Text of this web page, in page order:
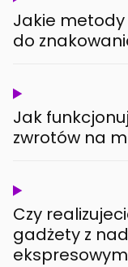
Jakie
do
Jak
zwrotów na
Czy
gadżety z